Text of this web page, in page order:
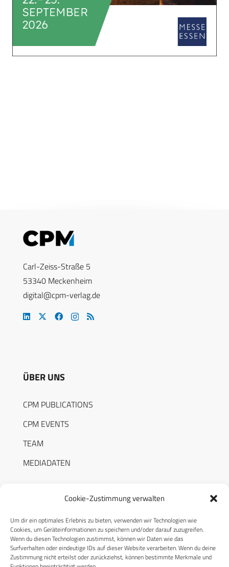
Cookie-Zustimmung verwalten
Um dir ein optimales Erlebnis zu bieten, verwenden wir Technologien wie
Cookies, um Geräteinformationen zu speichern und/oder darauf zuzugreifen.
Wenn du diesen Technologien zustimmst, können wir Daten wie das
Surfverhalten oder eindeutige IDs auf dieser Website verarbeiten. Wenn du deine
Zustimmung nicht erteilst oder zurückziehst, können bestimmte Merkmale und
Carl-Zeiss-Straße 5
53340 Meckenheim
digital@cpm-verlag.de
ÜBER UNS
CPM PUBLICATIONS
CPM EVENTS
TEAM
MEDIADATEN
RECHTLICHES
Datenschutzerklärung